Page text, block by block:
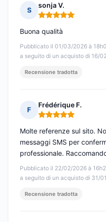
S
sonja V.
Nota: 5 su 5
Pubblicato il 01/03/2026 à
a seguito di un acquisto di 16/
Buona qualità
Recensione tradotta
F
Frédérique F.
Nota: 5 su 5
Pubblicato il 22/02/2026 à
a seguito di un acquisto di 31/
Molte referenze sul sito.
messaggi SMS per
professionale.
Recensione tradotta